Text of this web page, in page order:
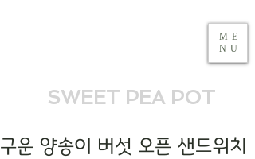
SWEET PEA POT
ME
NU
구운 양송이 버섯 오픈 샌드위치